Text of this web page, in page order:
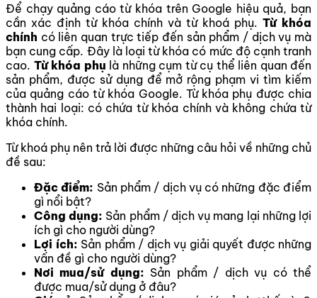
Để chạy quảng cáo từ khóa trên Google hiệu quả, bạn
cần xác định từ khóa chính và từ khoá phụ. Từ khóa
chính có liên quan trực tiếp đến sản phẩm / dịch vụ mà
bạn cung cấp. Đây là loại từ khóa có mức độ cạnh tranh
cao. Từ khóa phụ là những cụm từ cụ thể liên quan đến
sản phẩm, được sử dụng để mở rộng phạm vi tìm kiếm
của quảng cáo từ khóa Google. Từ khóa phụ được chia
thành hai loại: có chứa từ khóa chính và không chứa từ
khóa chính.
Từ khoá phụ nên trả lời được những câu hỏi về những chủ
đề sau:
Đặc điểm: Sản phẩm / dịch vụ có những đặc điểm
gì nổi bật?
Công dụng: Sản phẩm / dịch vụ mang lại những lợi
ích gì cho người dùng?
Lợi ích: Sản phẩm / dịch vụ giải quyết được những
vấn đề gì cho người dùng?
Nơi mua/sử dụng: Sản phẩm / dịch vụ có thể
được mua/sử dụng ở đâu?